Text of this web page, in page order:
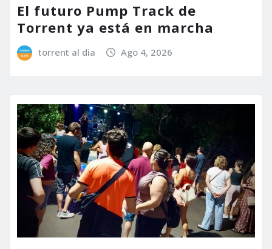
El futuro Pump Track de
Torrent ya está en marcha
torrent al dia Ago 4, 2026